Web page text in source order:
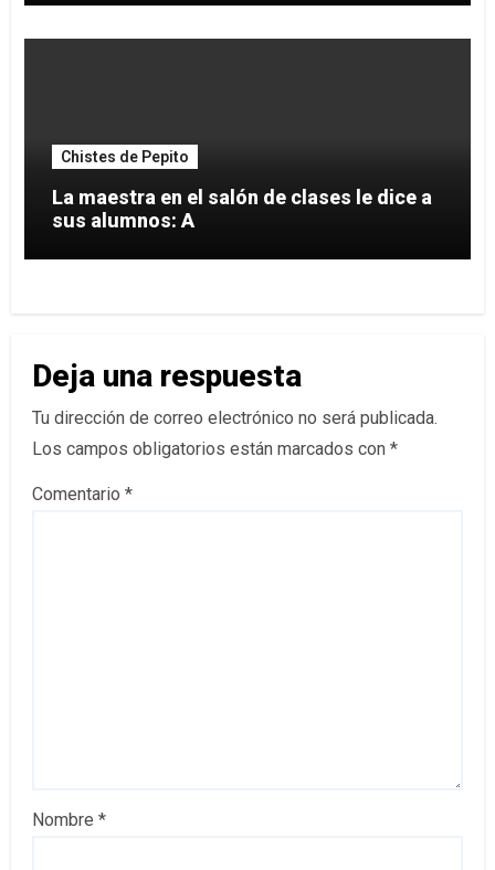
Chistes de Pepito
La maestra en el salón de clases le dice a
sus alumnos: A
Deja una respuesta
Tu dirección de correo electrónico no será publicada.
Los campos obligatorios están marcados con *
Comentario *
Nombre *